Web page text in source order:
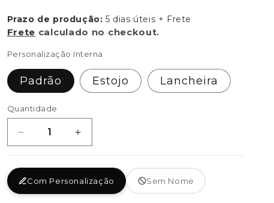
Prazo de produção: 5 dias úteis + Frete
Frete calculado no checkout.
Personalização Interna
Padrão Estojo Lancheira
Quantidade
Diminuir
a
de
Shoulder
Aumentar
a
de
Shoulder
Com Personalização Sem Nome